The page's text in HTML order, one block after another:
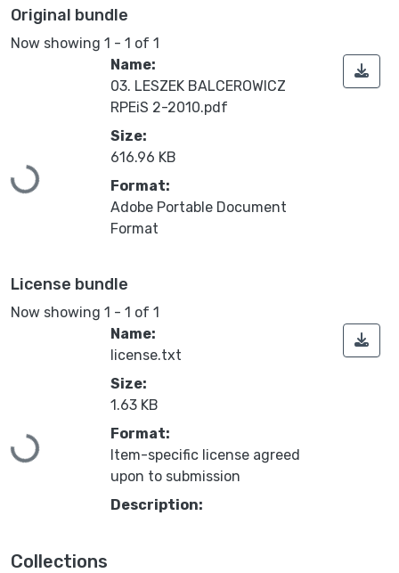
Original bundle
Now showing 1 - 1 of 1
Loading...
Name:
03. LESZEK BALCEROWICZ
RPEiS 2-2010.pdf
Size:
616.96 KB
Format:
Adobe Portable Document
Format
License bundle
Now showing 1 - 1 of 1
Loading...
Name:
license.txt
Size:
1.63 KB
Format:
Item-specific license agreed
upon to submission
Description:
Collections